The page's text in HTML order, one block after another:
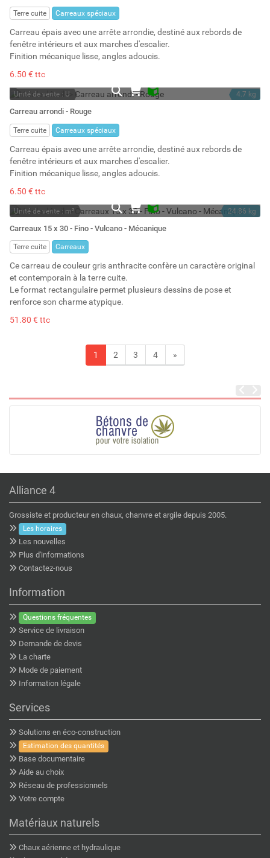
Stock : 135
Terre cuite Carreaux spéciaux
Carreau épais avec une arrête arrondie, destiné aux rebords de
fenêtre intérieurs et aux marches d'escalier.
Finition mécanique lisse, angles adoucis.
6.50 € ttc
Unité de vente : U
En stock
Stock : 150
4.7 kg
Carreau arrondi - Rouge
Terre cuite Carreaux spéciaux
Carreau épais avec une arrête arrondie, destiné aux rebords de
fenêtre intérieurs et aux marches d'escalier.
Finition mécanique lisse, angles adoucis.
6.50 € ttc
Unité de vente : m²
En stock
Stock : 30
24.86 kg
Carreaux 15 x 30 - Fino - Vulcano - Mécanique
Terre cuite Carreaux
Ce carreau de couleur gris anthracite confère un caractère original
et contemporain à la terre cuite.
Le format rectangulaire permet plusieurs dessins de pose et
renforce son charme atypique.
51.80 € ttc
1 2 3 4 »
Alliance 4
Grossiste et producteur en chaux, chanvre et argile depuis 2005.
Les horaires
Les nouvelles
Plus d'informations
Contactez-nous
Information
Questions fréquentes
Service de livraison
Demande de devis
La charte
Mode de paiement
Information légale
Services
Solutions en éco-construction
Estimation des quantités
Base documentaire
Aide au choix
Réseau de professionnels
Votre compte
Matériaux naturels
Chaux aérienne et hydraulique